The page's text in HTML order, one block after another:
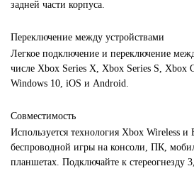
задней части корпуса.
Переключение между устройствами
Легкое подключение и переключение
числе Xbox Series X, Xbox Series S, Xbox
Windows 10, iOS и Android.
Совместимость
Используется технология Xbox Wireless
беспроводной игры на консоли, ПК,
планшетах. Подключайте к стереогнезду